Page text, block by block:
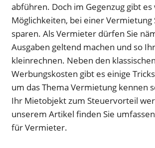
abführen. Doch im Gegenzug gibt es
Möglichkeiten, bei einer Vermietung
sparen. Als Vermieter dürfen Sie
Ausgaben geltend machen und so
kleinrechnen. Neben den klassischen
Werbungskosten gibt es einige
um das Thema Vermietung kennen
Ihr Mietobjekt zum Steuervorteil
unserem Artikel finden Sie
für Vermieter.